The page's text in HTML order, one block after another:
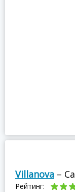
Villanova –
Рейтинг: